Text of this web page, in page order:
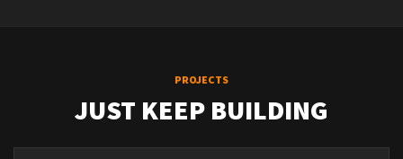
PROJECTS
JUST KEEP BUILDING